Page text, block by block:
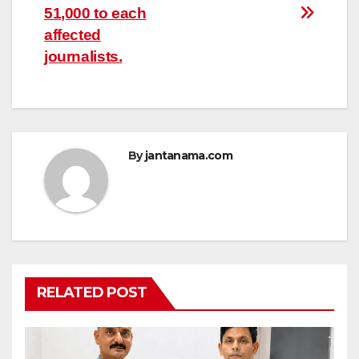
51,000 to each
affected
journalists.
Byjantanama.com
RELATED POST